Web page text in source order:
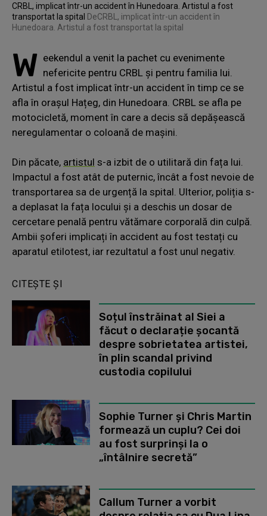
CRBL, implicat într-un accident în Hunedoara. Artistul a fost
transportat la spital DeCRBL, implicat într-un accident în
Hunedoara. Artistul a fost transportat la spital
W eekendul a venit la pachet cu evenimente
nefericite pentru CRBL și pentru familia lui.
Artistul a fost implicat într-un accident în timp ce se
afla în orașul Hațeg, din Hunedoara. CRBL se afla pe
motocicletă, moment în care a decis să depășească
neregulamentar o coloană de mașini.
Din păcate, artistul s-a izbit de o utilitară din fața lui.
Impactul a fost atât de puternic, încât a fost nevoie de
transportarea sa de urgență la spital. Ulterior, poliția s-
a deplasat la fața locului și a deschis un dosar de
cercetare penală pentru vătămare corporală din culpă.
Ambii șoferi implicați în accident au fost testați cu
aparatul etilotest, iar rezultatul a fost unul negativ.
CITEȘTE ȘI
Soțul înstrăinat al Siei a
făcut o declarație șocantă
despre sobrietatea artistei,
în plin scandal privind
custodia copilului
Sophie Turner și Chris Martin
formează un cuplu? Cei doi
au fost surprinși la o
„întâlnire secretă”
Callum Turner a vorbit